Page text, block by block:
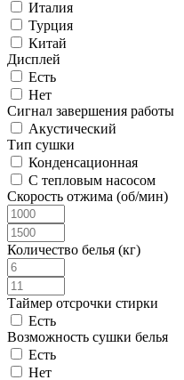
Италия
Турция
Китай
Дисплей
Есть
Нет
Сигнал завершения работы
Акустический
Тип сушки
Конденсационная
С тепловым насосом
Скорость отжима (об/мин)
Количество белья (кг)
Таймер отсрочки стирки
Есть
Возможность сушки белья
Есть
Нет